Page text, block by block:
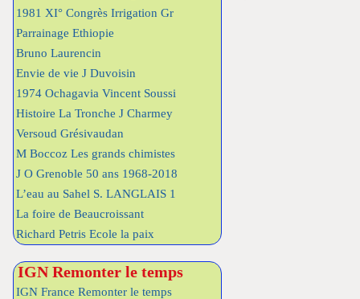
1981 XI° Congrès Irrigation Gr
Parrainage Ethiopie
Bruno Laurencin
Envie de vie J Duvoisin
1974 Ochagavia Vincent Soussi
Histoire La Tronche J Charmey
Versoud Grésivaudan
M Boccoz Les grands chimistes
J O Grenoble 50 ans 1968-2018
L’eau au Sahel S. LANGLAIS 1
La foire de Beaucroissant
Richard Petris Ecole la paix
IGN Remonter le temps
IGN France Remonter le temps